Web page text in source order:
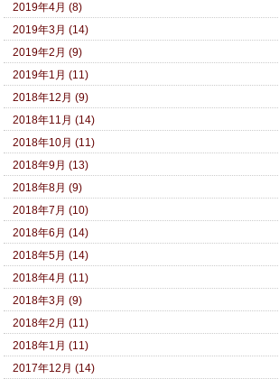
2019年4月 (8)
2019年3月 (14)
2019年2月 (9)
2019年1月 (11)
2018年12月 (9)
2018年11月 (14)
2018年10月 (11)
2018年9月 (13)
2018年8月 (9)
2018年7月 (10)
2018年6月 (14)
2018年5月 (14)
2018年4月 (11)
2018年3月 (9)
2018年2月 (11)
2018年1月 (11)
2017年12月 (14)